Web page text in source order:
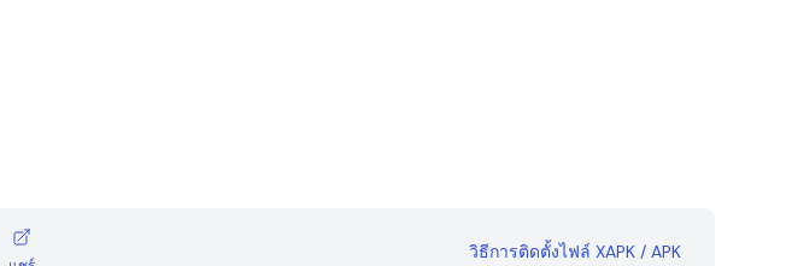
วิธีการติดตั้งไฟล์ XAPK / APK